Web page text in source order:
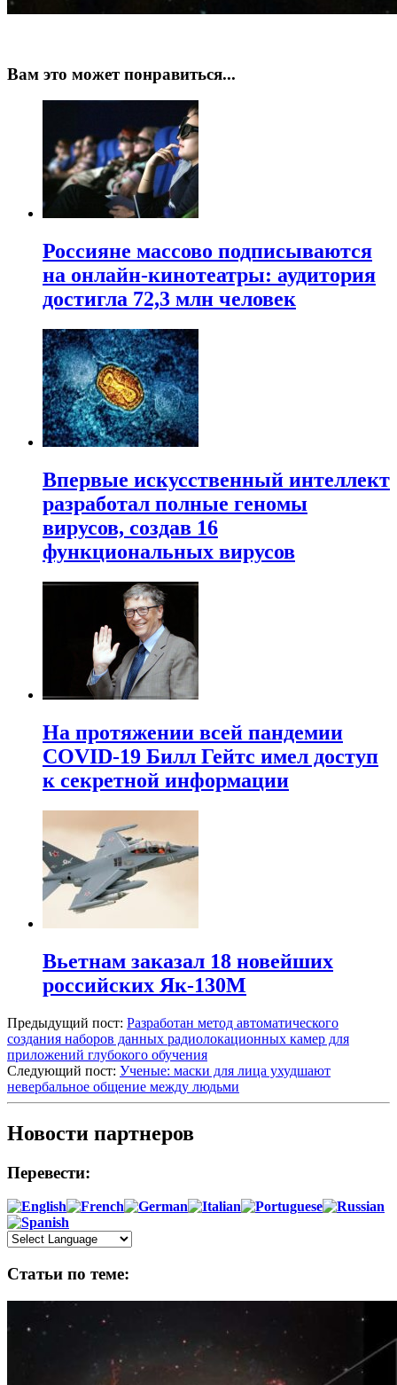
Вам это может понравиться...
Россияне массово подписываются
на онлайн-кинотеатры: аудитория
достигла 72,3 млн человек
Впервые искусственный интеллект
разработал полные геномы
вирусов, создав 16
функциональных вирусов
На протяжении всей пандемии
COVID-19 Билл Гейтс имел доступ
к секретной информации
Вьетнам заказал 18 новейших
российских Як-130М
Предыдущий пост: Разработан метод автоматического
создания наборов данных радиолокационных камер для
приложений глубокого обучения
Следующий пост: Ученые: маски для лица ухудшают
невербальное общение между людьми
Новости партнеров
Перевести:
Статьи по теме: